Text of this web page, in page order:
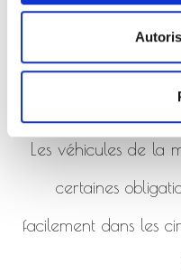
Que ça soit pour
Les véhicules de la
certaines
facilement dans les